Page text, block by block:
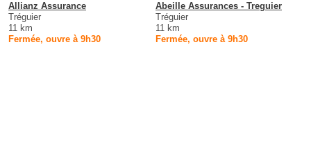
Allianz Assurance
Tréguier
11 km
Fermée, ouvre à 9h30
Abeille Assurances - Treguier
Tréguier
11 km
Fermée, ouvre à 9h30